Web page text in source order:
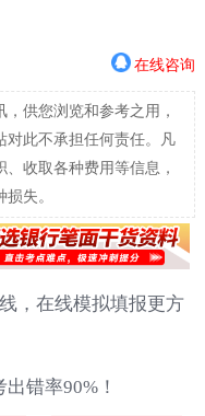
在线咨询
供您浏览和参考之用，
对此不承担任何责任。凡
收取各种费用等信息，
失。
，在线模拟填报更方
错率90%！